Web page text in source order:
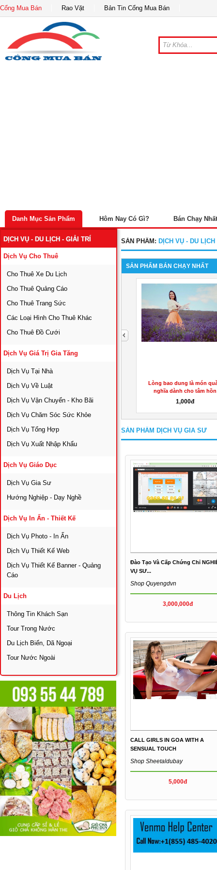
Cổng Mua Bán Rao Vặt Bản Tin Cổng Mua Bán
Danh Mục Sản Phẩm Hôm Nay Có Gì? Bán Chạy Nhất
DỊCH VỤ - DU LỊCH - GIẢI TRÍ
Dịch Vụ Cho Thuê
Cho Thuê Xe Du Lịch
Cho Thuê Quảng Cáo
Cho Thuê Trang Sức
Các Loại Hình Cho Thuê Khác
Cho Thuê Đồ Cưới
Dịch Vụ Giá Trị Gia Tăng
Dịch Vụ Tại Nhà
Dịch Vụ Về Luật
Dịch Vụ Vận Chuyển - Kho Bãi
Dịch Vụ Chăm Sóc Sức Khỏe
Dịch Vụ Tổng Hợp
Dịch Vụ Xuất Nhập Khẩu
Dịch Vụ Giáo Dục
Dịch Vụ Gia Sư
Hướng Nghiệp - Dạy Nghề
Dịch Vụ In Ấn - Thiết Kế
Dịch Vụ Photo - In Ấn
Dịch Vụ Thiết Kế Web
Dịch Vụ Thiết Kế Banner - Quảng
Cáo
Du Lịch
Thông Tin Khách Sạn
Tour Trong Nước
Du Lịch Biển, Dã Ngoại
Tour Nước Ngoài
SẢN PHẨM: DỊCH VỤ - DU
SẢN PHẨM BÁN CHẠY NHẤT
Mở lớp học Kế toán trưởng hành
2,500,000đ
Lòng bao dung là món
nghĩa dành cho tâm hồn
1,000đ
SẢN PHẨM DỊCH VỤ GIA SƯ
Đào Tạo Và Cấp Chứng Chỉ
VỤ SƯ...
Shop Quyengdvn
3,000,000đ
CALL GIRLS IN GOA WITH A
SENSUAL TOUCH
Shop Sheetaldubay
5,000đ